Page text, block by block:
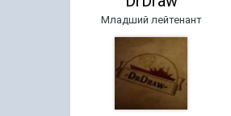
Младший лейтенант